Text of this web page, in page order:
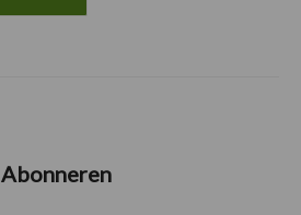
Abonneren